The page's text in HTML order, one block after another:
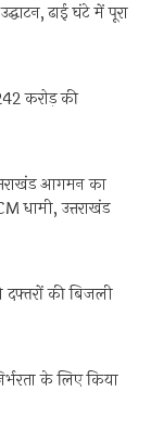
ढाई घंटे में पूरा
करोड़ की
आगमन का
धामी, उत्तराखंड
की बिजली
के लिए किया